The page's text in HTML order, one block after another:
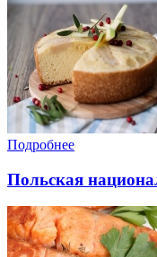
Подробнее
Польская